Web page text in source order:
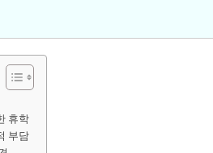
휴학
부담